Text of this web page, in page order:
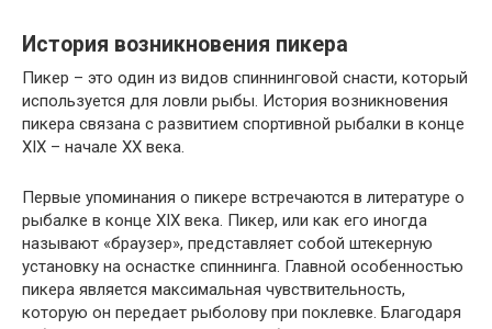
История возникновения пикера
Пикер – это один из видов спиннинговой снасти, который
используется для ловли рыбы. История возникновения
пикера связана с развитием спортивной рыбалки в конце
XIX – начале XX века.
Первые упоминания о пикере встречаются в литературе о
рыбалке в конце XIX века. Пикер, или как его иногда
называют «браузер», представляет собой штекерную
установку на оснастке спиннинга. Главной особенностью
пикера является максимальная чувствительность,
которую он передает рыболову при поклевке. Благодаря